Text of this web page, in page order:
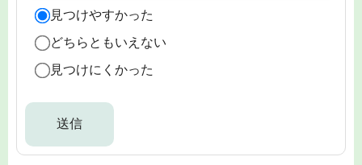
見つけやすかった
どちらともいえない
見つけにくかった